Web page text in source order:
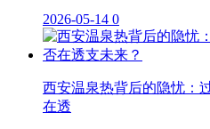
2026-05-14 0
西安温泉热背后的隐忧：
在透